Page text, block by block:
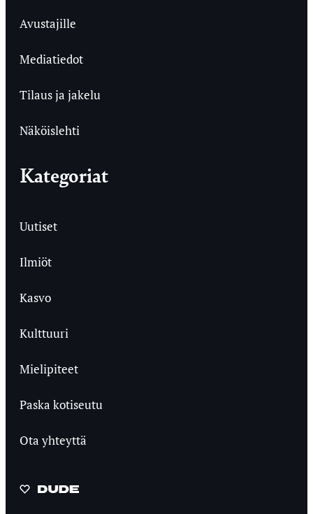
Avustajille
Mediatiedot
Tilaus ja jakelu
Näköislehti
Kategoriat
Uutiset
Ilmiöt
Kasvo
Kulttuuri
Mielipiteet
Paska kotiseutu
Ota yhteyttä